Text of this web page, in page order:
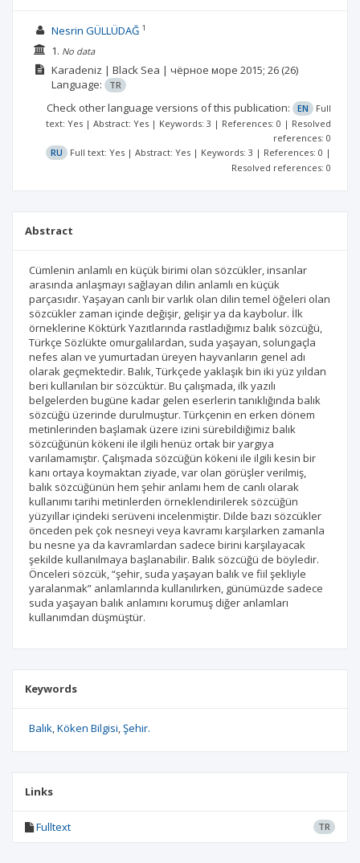
Nesrin GÜLLÜDAĞ1
1. No data
Karadeniz | Black Sea | чёрное море 2015; 26(26)
Language:
TR
Check other language versions of this publication: EN
Full
text: Yes | Abstract: Yes | Keywords: 3 | References: 0 | Resolved
references: 0
RU
Full text: Yes | Abstract: Yes | Keywords: 3 | References: 0 |
Resolved references: 0
Abstract
Cümlenin anlamlı en küçük birimi olan sözcükler, insanlar
arasında anlaşmayı sağlayan dilin anlamlı en küçük
parçasıdır. Yaşayan canlı bir varlık olan dilin temel öğeleri olan
sözcükler zaman içinde değişir, gelişir ya da kaybolur. İlk
örneklerine Köktürk Yazıtlarında rastladığımız balık sözcüğü,
Türkçe Sözlükte omurgalılardan, suda yaşayan, solungaçla
nefes alan ve yumurtadan üreyen hayvanların genel adı
olarak geçmektedir. Balık, Türkçede yaklaşık bin iki yüz yıldan
beri kullanılan bir sözcüktür. Bu çalışmada, ilk yazılı
belgelerden bugüne kadar gelen eserlerin tanıklığında balık
sözcüğü üzerinde durulmuştur. Türkçenin en erken dönem
metinlerinden başlamak üzere izini sürebildiğimiz balık
sözcüğünün kökeni ile ilgili henüz ortak bir yargıya
varılamamıştır. Çalışmada sözcüğün kökeni ile ilgili kesin bir
kanı ortaya koymaktan ziyade, var olan görüşler verilmiş,
balık sözcüğünün hem şehir anlamı hem de canlı olarak
kullanımı tarihi metinlerden örneklendirilerek sözcüğün
yüzyıllar içindeki serüveni incelenmiştir. Dilde bazı sözcükler
önceden pek çok nesneyi veya kavramı karşılarken zamanla
bu nesne ya da kavramlardan sadece birini karşılayacak
şekilde kullanılmaya başlanabilir. Balık sözcüğü de böyledir.
Önceleri sözcük, “şehir, suda yaşayan balık ve fiil şekliyle
yaralanmak” anlamlarında kullanılırken, günümüzde sadece
suda yaşayan balık anlamını korumuş diğer anlamları
kullanımdan düşmüştür.
Keywords
Balık Köken Bilgisi Şehir.
Links
Fulltext TR